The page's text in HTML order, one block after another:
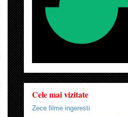
Cele mai vizitate
Zece filme ingeresti